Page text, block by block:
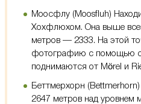
Моосфлу (Moosfluh)
Хохфлюхом. Она выше
метров — 2333. На этой
фотографию с помощью
поднимаются от Mörel и​
Беттмерхорн
2647 метров над уровнем